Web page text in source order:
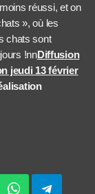
réussi, et on
», où les
chats sont
!nnDiffusion
jeudi 13 février